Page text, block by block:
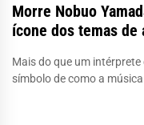
Morre Nobuo
ícone dos temas
Mais do que um
símbolo de como a